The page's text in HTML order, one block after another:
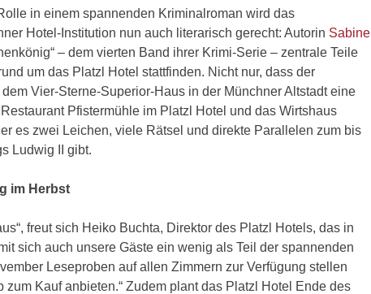
in einem spannenden Kriminalroman wird das
Hotel-Institution nun auch literarisch gerecht: Autorin Sabine
– dem vierten Band ihrer Krimi-Serie – zentrale Teile
um das Platzl Hotel stattfinden. Nicht nur, dass der
Vier-Sterne-Superior-Haus in der Münchner Altstadt eine
Pfistermühle im Platzl Hotel und das Wirtshaus
es zwei Leichen, viele Rätsel und direkte Parallelen zum bis
Ludwig II gibt.
im Herbst
freut sich Heiko Buchta, Direktor des Platzl Hotels, das in
sich auch unsere Gäste ein wenig als Teil der spannenden
Leseproben auf allen Zimmern zur Verfügung stellen
Kauf anbieten.“ Zudem plant das Platzl Hotel Ende des